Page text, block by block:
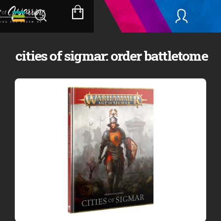
Přejít
na
obsah
NÁKUPNÍ
KOŠÍK
cities of sigmar: order battletome